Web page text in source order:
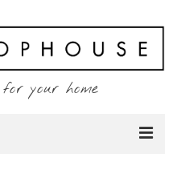
your home